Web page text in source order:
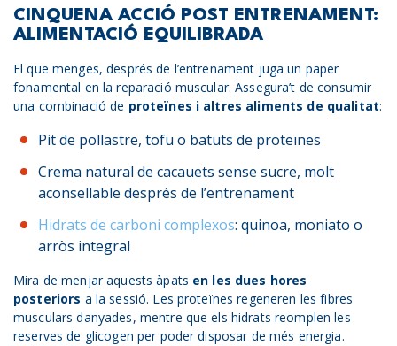
CINQUENA ACCIÓ POST ENTRENAMENT:
ALIMENTACIÓ EQUILIBRADA
El que menges, després de l’entrenament juga un paper
fonamental en la reparació muscular. Assegura’t de consumir
una combinació de proteïnes i altres aliments de qualitat:
Pit de pollastre, tofu o batuts de proteïnes
Crema natural de cacauets sense sucre, molt
aconsellable després de l’entrenament
Hidrats de carboni complexos: quinoa, moniato o
arròs integral
Mira de menjar aquests àpats en les dues hores
posteriors a la sessió. Les proteïnes regeneren les fibres
musculars danyades, mentre que els hidrats reomplen les
reserves de glicogen per poder disposar de més energia.